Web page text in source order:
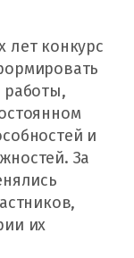
лет конкурс
работы,
и
За
их